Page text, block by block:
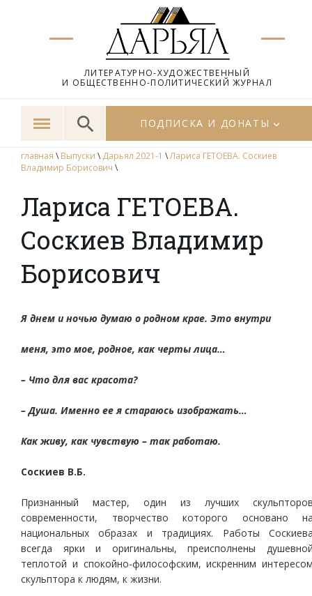
ЛИТЕРАТУРНО-ХУДОЖЕСТВЕННЫЙ
И ОБЩЕСТВЕННО-ПОЛИТИЧЕСКИЙ ЖУРНАЛ
ПОДПИСКА И ДОНАТЫ
главная \ Выпуски \ Дарьял 2021-1 \Лариса ГЕТОЕВА. Соскиев
Владимир Борисович \
Лариса ГЕТОЕВА.
Соскиев Владимир
Борисович
Я днем и ночью думаю о родном крае. Это внутри
меня, это мое, родное, как черты лица…
– Что для вас красота?
– Душа. Именно ее я стараюсь изображать…
Как живу, как чувствую – так работаю.
Соскиев В.Б.
Признанный мастер, один из лучших
современности, творчество которого основано
национальных образах и традициях. Работы
всегда ярки и оригинальны, преисполнены
теплотой и спокойно-философским, искренним
скульптора к людям, к жизни.